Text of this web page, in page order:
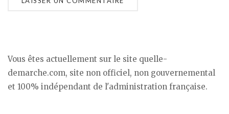
Vous êtes actuellement sur le site quelle-
demarche.com, site non officiel, non gouvernemental
et 100% indépendant de l'administration française.